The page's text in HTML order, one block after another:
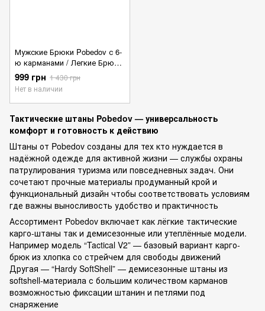
Мужские Брюки Pobedov с 6-
ю карманами / Легкие Брюки
- Карго рип-стоп пиксель
ММ14 размер S
999 грн 1 430 грн
Нет в наличии
Тактические штаны Pobedov — универсальность
комфорт и готовность к действию
Штаны от Pobedov созданы для тех кто нуждается в
надёжной одежде для активной жизни — службы охраны
патрулирования туризма или повседневных задач. Они
сочетают прочные материалы продуманный крой и
функциональный дизайн чтобы соответствовать условиям
где важны выносливость удобство и практичность
Ассортимент Pobedov включает как лёгкие тактические
карго-штаны так и демисезонные или утеплённые модели.
Например модель “Tactical V2” — базовый вариант карго-
брюк из хлопка со стрейчем для свободы движений
Другая — “Hardy SoftShell” — демисезонные штаны из
softshell-материала с большим количеством карманов
возможностью фиксации штанин и петлями под
снаряжение